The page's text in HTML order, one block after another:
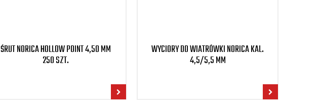
ŚRUT NORICA HOLLOW POINT 4,50 MM
250 SZT.
WYCIORY DO WIATRÓWKI NORICA KAL.
4,5/5,5 MM